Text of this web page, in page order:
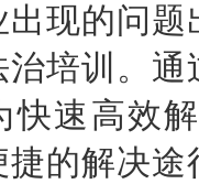
出现的问题
治培训。 通
快速高效
捷的解决